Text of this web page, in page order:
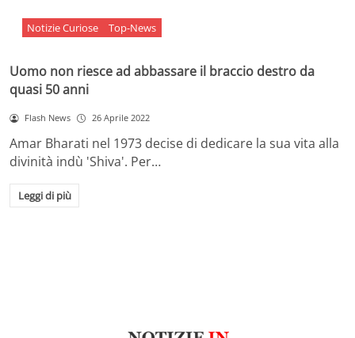
Notizie Curiose Top-News
Uomo non riesce ad abbassare il braccio destro da
quasi 50 anni
Flash News 26 Aprile 2022
Amar Bharati nel 1973 decise di dedicare la sua vita alla
divinità indù 'Shiva'. Per…
Leggi di più